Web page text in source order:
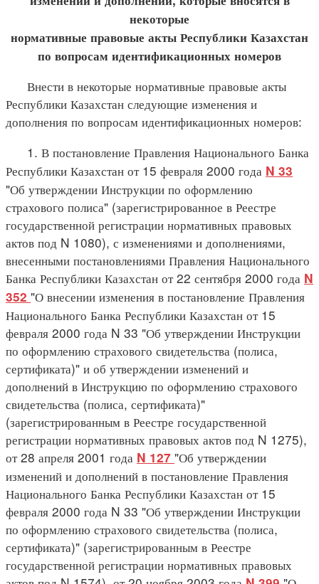
некоторые
нормативные правовые акты Республики Казахстан
по вопросам идентификационных номеров
Внести в некоторые нормативные правовые акты
Республики Казахстан следующие изменения и
дополнения по вопросам идентификационных номеров:
1. В постановление Правления Национального Банка
Республики Казахстан от 15 февраля 2000 года N 33
"Об утверждении Инструкции по оформлению
страхового полиса" (зарегистрированное в Реестре
государственной регистрации нормативных правовых
актов под N 1080), с изменениями и дополнениями,
внесенными постановлениями Правления Национального
Банка Республики Казахстан от 22 сентября 2000 года N
352 "О внесении изменения в постановление Правления
Национального Банка Республики Казахстан от 15
февраля 2000 года N 33 "Об утверждении Инструкции
по оформлению страхового свидетельства (полиса,
сертификата)" и об утверждении изменений и
дополнений в Инструкцию по оформлению страхового
свидетельства (полиса, сертификата)"
(зарегистрированным в Реестре государственной
регистрации нормативных правовых актов под N 1275),
от 28 апреля 2001 года N 127 "Об утверждении
изменений и дополнений в постановление Правления
Национального Банка Республики Казахстан от 15
февраля 2000 года N 33 "Об утверждении Инструкции
по оформлению страхового свидетельства (полиса,
сертификата)" (зарегистрированным в Реестре
государственной регистрации нормативных правовых